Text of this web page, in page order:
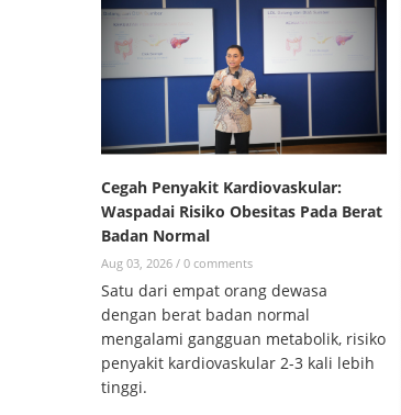
Cegah Penyakit Kardiovaskular:
Waspadai Risiko Obesitas Pada Berat
Badan Normal
Aug 03, 2026 / 0 comments
Satu dari empat orang dewasa
dengan berat badan normal
mengalami gangguan metabolik, risiko
penyakit kardiovaskular 2-3 kali lebih
tinggi.